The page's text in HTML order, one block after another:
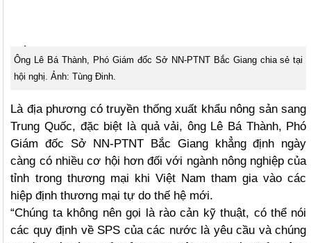
Ông Lê Bá Thành, Phó Giám đốc Sở NN-PTNT Bắc Giang chia sẻ tại
hội nghị. Ảnh: Tùng Đinh.
Là địa phương có truyền thống xuất khẩu nông sản sang
Trung Quốc, đặc biệt là quả vải, ông Lê Bá Thành, Phó
Giám đốc Sở NN-PTNT Bắc Giang khẳng định ngày
càng có nhiều cơ hội hơn đối với ngành nông nghiệp của
tỉnh trong thương mại khi Việt Nam tham gia vào các
hiệp định thương mại tự do thế hệ mới.
“Chúng ta không nên gọi là rào cản kỹ thuật, có thể nói
các quy định về SPS của các nước là yêu cầu và chúng